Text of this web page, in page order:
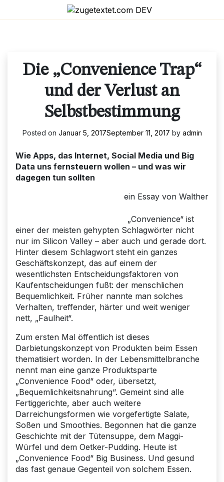
Die „Convenience Trap“
und der Verlust an
Selbstbestimmung
Posted on Januar 5, 2017September 11, 2017 by admin
Wie Apps, das Internet, Social Media und Big
Data uns fernsteuern wollen – und was wir
dagegen tun sollten
ein Essay von Walther
„Convenience“ ist
einer der meisten gehypten Schlagwörter nicht
nur im Silicon Valley – aber auch und gerade dort.
Hinter diesem Schlagwort steht ein ganzes
Geschäftskonzept, das auf einem der
wesentlichsten Entscheidungsfaktoren von
Kaufentscheidungen fußt: der mensch­lichen
Bequemlichkeit. Früher nannte man solches
Verhalten, treffender, härter und weit weniger
nett, „Faulheit“.
Zum ersten Mal öffentlich ist dieses
Darbietungskonzept von Produkten beim Essen
thematisiert worden. In der Lebensmittelbranche
nennt man eine ganze Produktsparte
„Convenience Food“ oder, übersetzt,
„Bequemlichkeitsnahrung“. Gemeint sind alle
Fertig­gerichte, aber auch weitere
Darreichungsformen wie vorgefertigte Salate,
Soßen und Smoothies. Begonnen hat die ganze
Geschichte mit der Tütensuppe, dem Maggi-
Würfel und dem Oetker-Pudding. Heute ist
„Convenience Food“ Big Business. Und gesund
das fast genaue Gegenteil von solchem Essen.